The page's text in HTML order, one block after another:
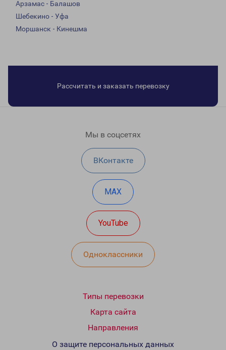
Арзамас - Балашов
Шебекино - Уфа
Моршанск - Кинешма
Рассчитать и заказать перевозку
Мы в соцсетях
ВКонтакте
MAX
YouTube
Одноклассники
Типы перевозки
Карта сайта
Направления
О защите персональных данных